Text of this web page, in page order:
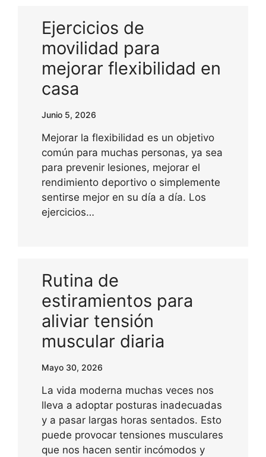
Ejercicios de
movilidad para
mejorar flexibilidad en
casa
Junio 5, 2026
Mejorar la flexibilidad es un objetivo
común para muchas personas, ya sea
para prevenir lesiones, mejorar el
rendimiento deportivo o simplemente
sentirse mejor en su día a día. Los
ejercicios…
Rutina de
estiramientos para
aliviar tensión
muscular diaria
Mayo 30, 2026
La vida moderna muchas veces nos
lleva a adoptar posturas inadecuadas
y a pasar largas horas sentados. Esto
puede provocar tensiones musculares
que nos hacen sentir incómodos y